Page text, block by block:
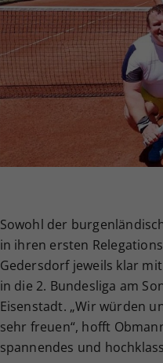
Sowohl der
in ihren ersten
Gedersdorf jeweils klar
in die 2. Bundesliga am
Eisenstadt. „Wir würden
sehr freuen“, hofft
spannendes und